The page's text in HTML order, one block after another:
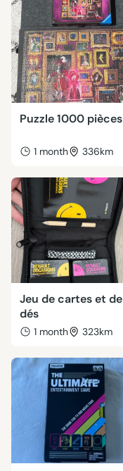
Puzzle 1000 pièces
1 month 336km
Jeu de cartes et de
dés
1 month 323km